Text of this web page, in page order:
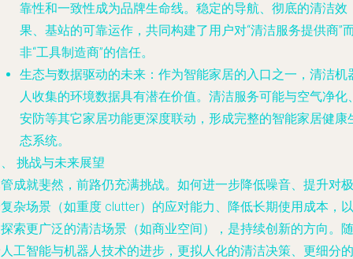
靠性和一致性成为品牌生命线。稳定的导航、彻底的清洁效
果、基站的可靠运作，共同构建了用户对“清洁服务提供商”
非“工具制造商”的信任。
生态与数据驱动的未来 ：作为智能家居的入口之一，清洁机
人收集的环境数据具有潜在价值。清洁服务可能与空气净化
安防等其它家居功能更深度联动，形成完整的智能家居健康
态系统。
挑战与未来展望
成就斐然，前路仍充满挑战。如何进一步降低噪音、提升对极
杂场景（如重度 clutter）的应对能力、降低长期使用成本，以
索更广泛的清洁场景（如商业空间），是持续创新的方向。随
工智能与机器人技术的进步，更拟人化的清洁决策、更细分的